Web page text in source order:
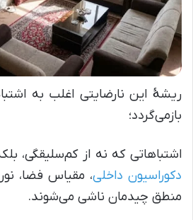
ریشهٔ این نارضایتی اغلب به
بازمی‌گردد؛
اشتباهاتی که نه از کم‌سلیقگی،
دکوراسیون داخلی، مقیاس فضا،
منطق چیدمان ناشی می‌شوند.